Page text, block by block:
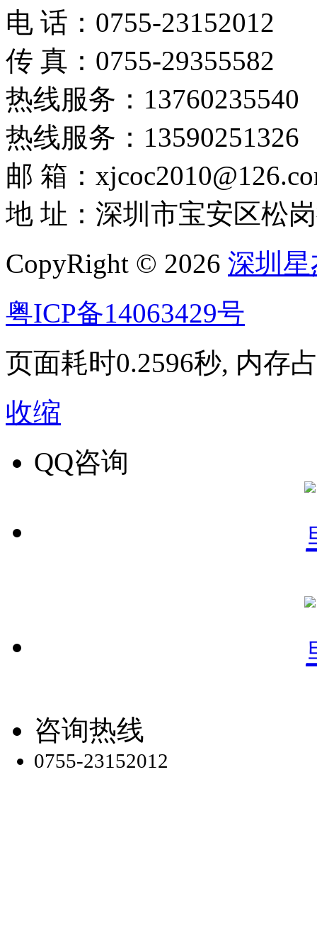
电 话：0755-23152012
传 真：0755-29355582
热线服务：13760235540
热线服务：13590251326
邮 箱：
地 址：深圳市宝安区松
CopyRight © 2026 深圳
粤ICP备14063429号
页面耗时0.2596秒, 内存
收缩
QQ咨询
咨询热线
0755-23152012